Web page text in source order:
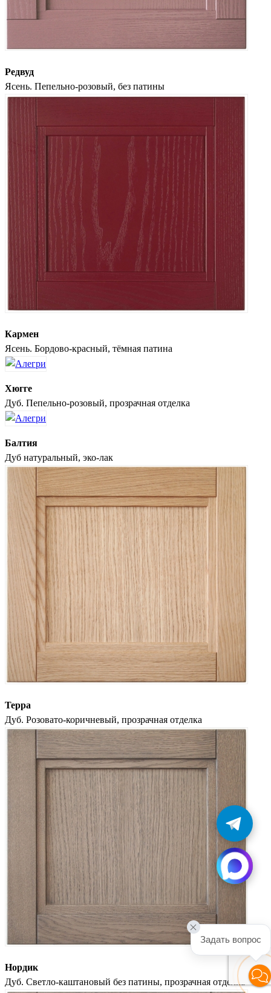
Редвуд
Ясень. Пепельно-розовый, без патины
Кармен
Ясень. Бордово-красный, тёмная патина
Хюгге
Дуб. Пепельно-розовый, прозрачная отделка
Балтия
Дуб натуральный, эко-лак
Терра
Дуб. Розовато-коричневый, прозрачная отделка
Нордик
Дуб. Светло-каштановый без патины, прозрачная отделка
Задать вопрос